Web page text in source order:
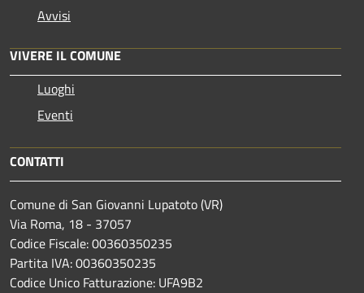
Avvisi
VIVERE IL COMUNE
Luoghi
Eventi
CONTATTI
Comune di San Giovanni Lupatoto (VR)
Via Roma, 18 - 37057
Codice Fiscale: 00360350235
Partita IVA: 00360350235
Codice Unico Fatturazione: UFA9B2